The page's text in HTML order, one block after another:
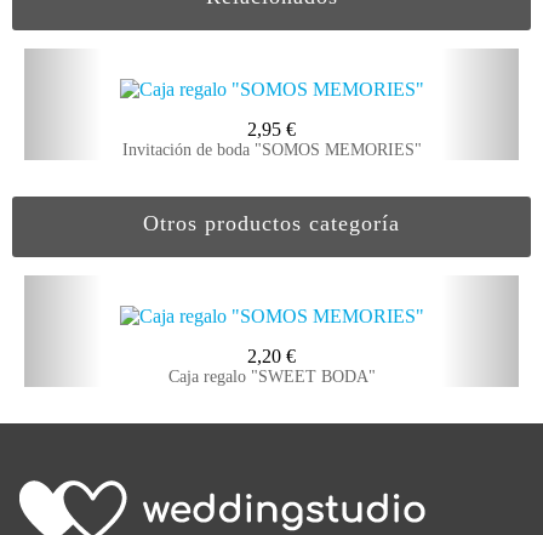
2,95 €
Invitación de boda "SOMOS MEMORIES"
Otros productos categoría
2,20 €
Caja regalo "SWEET BODA"